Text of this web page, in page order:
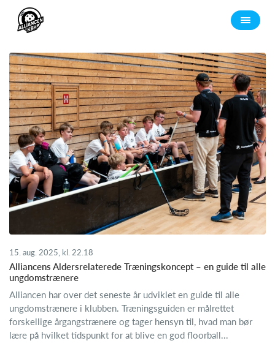
15. aug. 2025, kl. 22.18
​Alliancens Aldersrelaterede Træningskoncept – en guide til alle
ungdomstrænere
Alliancen har over det seneste år udviklet en guide til alle
ungdomstrænere i klubben. Træningsguiden er målrettet
forskellige årgangstrænere og tager hensyn til, hvad man bør
lære på hvilket tidspunkt for at blive en god floorball...